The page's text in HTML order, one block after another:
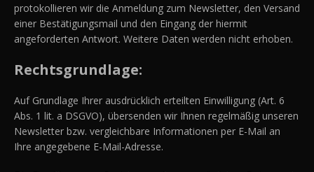
protokollieren wir die Anmeldung zum Newsletter, den Versand
einer Bestätigungsmail und den Eingang der hiermit
angeforderten Antwort. Weitere Daten werden nicht erhoben.
Rechtsgrundlage:
Auf Grundlage Ihrer ausdrücklich erteilten Einwilligung (Art. 6
Abs. 1 lit. a DSGVO), übersenden wir Ihnen regelmäßig unseren
Newsletter bzw. vergleichbare Informationen per E-Mail an
Ihre angegebene E-Mail-Adresse.